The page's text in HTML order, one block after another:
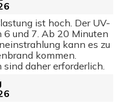
ist hoch. Der UV-
und 7. Ab 20 Minuten
kann es zu
kommen.
daher erforderlich.